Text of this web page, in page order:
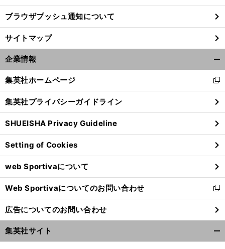
ブラウザプッシュ通知について
サイトマップ
企業情報
閉
る
集英社ホームページ
新
し
い
ウ
ィ
ン
ド
ウ
で
開
く
集英社プライバシーガイドライン
SHUEISHA Privacy Guideline
Setting of Cookies
web Sportivaについて
Web Sportivaについてのお問い合わせ
新
し
い
ウ
ィ
ン
広告についてのお問い合わせ
集英社サイト